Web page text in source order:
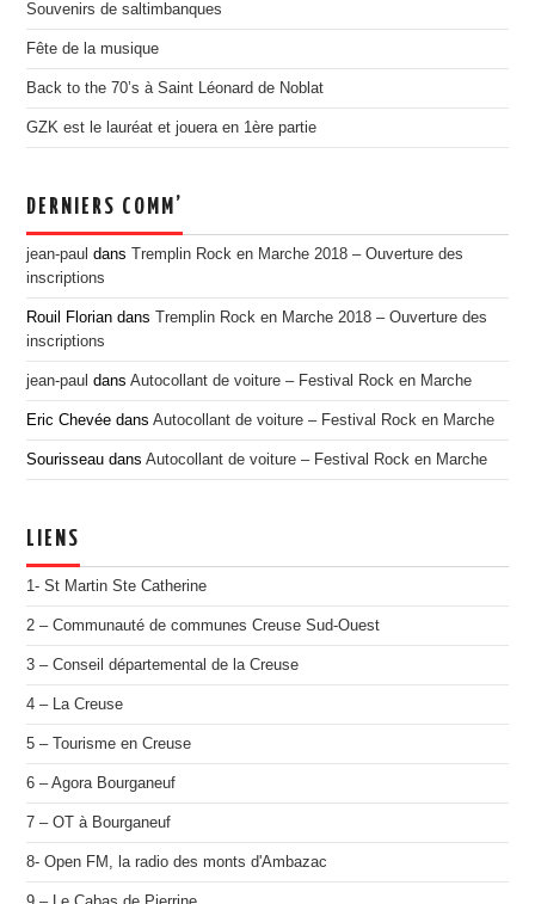
Souvenirs de saltimbanques
Fête de la musique
Back to the 70’s à Saint Léonard de Noblat
GZK est le lauréat et jouera en 1ère partie
DERNIERS COMM’
jean-paul dans
Tremplin Rock en Marche 2018 – Ouverture des
inscriptions
Rouil Florian dans
Tremplin Rock en Marche 2018 – Ouverture des
inscriptions
jean-paul dansAutocollant de voiture – Festival Rock en Marche
Eric Chevée dansAutocollant de voiture – Festival Rock en Marche
Sourisseau dansAutocollant de voiture – Festival Rock en Marche
LIENS
1- St Martin Ste Catherine
2 – Communauté de communes Creuse Sud-Ouest
3 – Conseil départemental de la Creuse
4 – La Creuse
5 – Tourisme en Creuse
6 – Agora Bourganeuf
7 – OT à Bourganeuf
8- Open FM, la radio des monts d'Ambazac